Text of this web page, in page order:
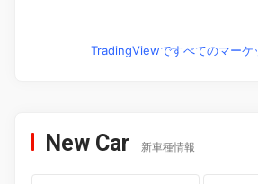
TradingViewですべてのマーケ
New Car 新車種情報